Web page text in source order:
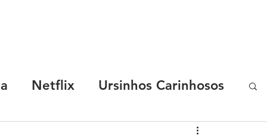
Netflix Ursinhos Carinhosos